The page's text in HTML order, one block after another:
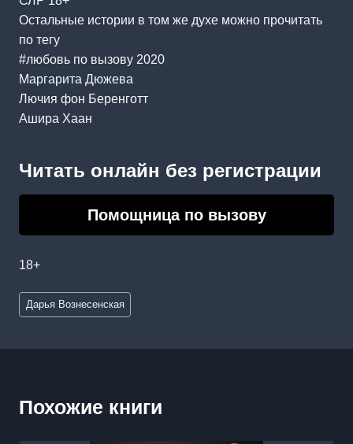
Остальные истории в том же духе можно прочитать
по тегу
#любовь по вызову 2020
Маргарита Дюжева
Лючия фон Беренготт
Ашира Хаан
Читать онлайн без регистрации
Помощница по вызову
18+
Метки
записи:
Дарья Вознесенская
Похожие книги